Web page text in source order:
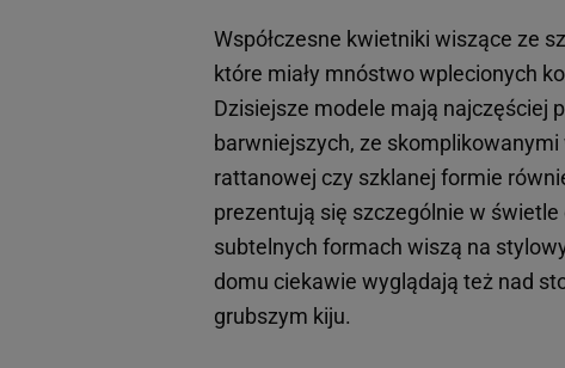
Współczesne kwietniki wiszące ze
które miały mnóstwo wplecionych
Dzisiejsze modele mają najczęściej
barwniejszych, ze
rattanowej czy szklanej formie
prezentują się szczególnie w
subtelnych formach wiszą na
domu ciekawie wyglądają też nad
grubszym kiju.